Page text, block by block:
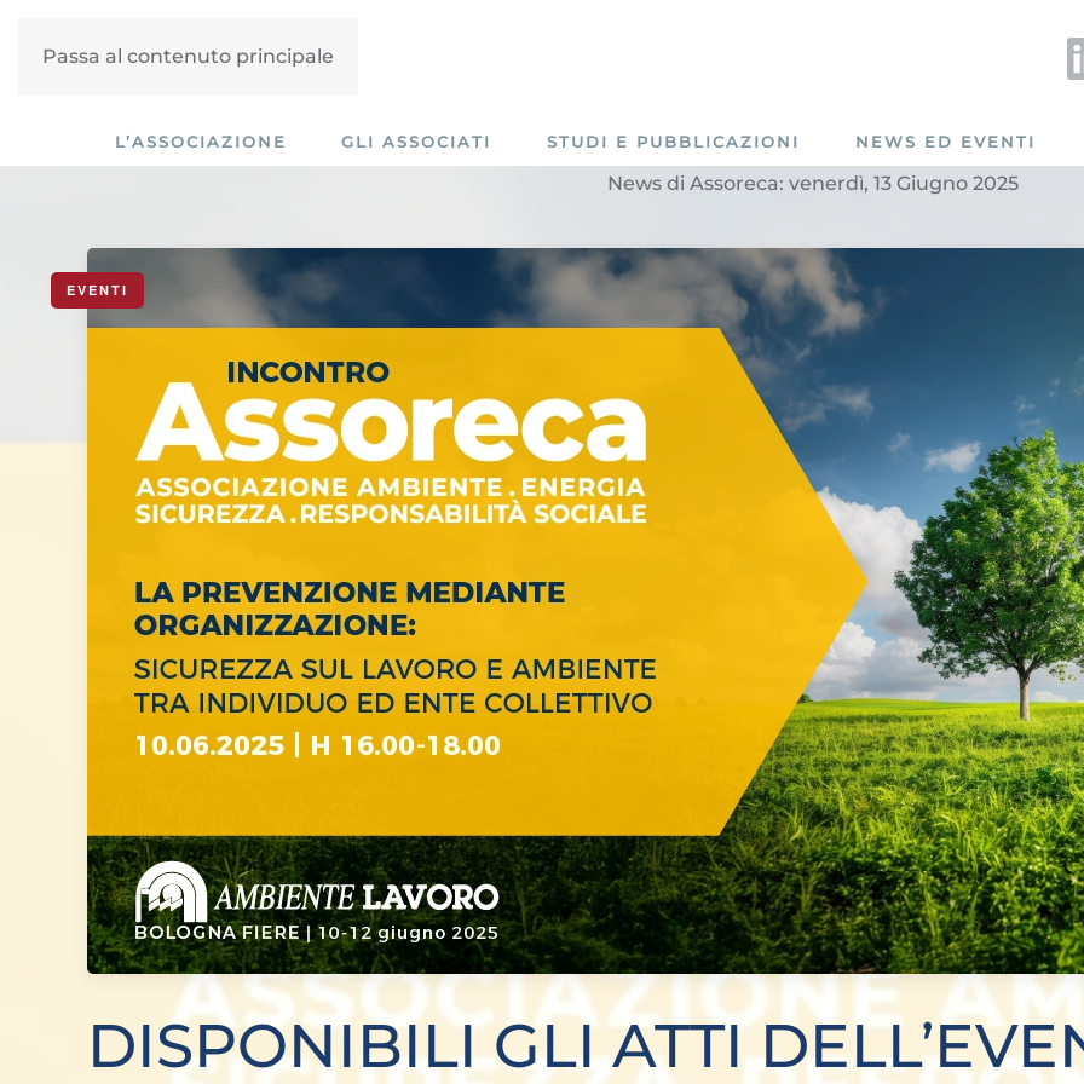
Passa al contenuto principale
L’ASSOCIAZIONE GLI ASSOCIATI STUDI E PUBBLICAZIONI NEWS ED EVENTI
News di Assoreca: venerdì, 13 Giugno 2025
EVENTI
DISPONIBILI GLI ATTI